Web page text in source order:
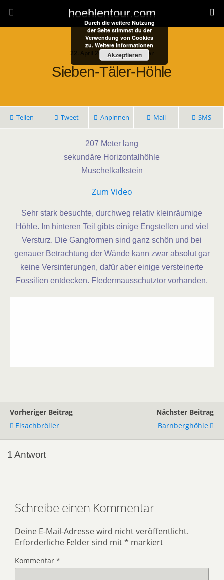
hoehlentour.com
22. April 2021 • 1 Kommentar
Sieben-Täler-Höhle
Teilen Tweet Anpinnen Mail SMS
207 Meter lang
sekundäre Horizontalhöhle
Muschelkalkstein
Zum Video
Sehr stark besuchte, durchweg relativ kleinräumige
Höhle. Im hinteren Teil gibts einige Engstellen und viel
Versturz. Die Gangformen sind ganz schön und bei
genauer Betrachtung der Wände kann zwar absolut gar
keine Versinterungen, dafür aber einige versteinerte
Fossilien entdecken. Fledermausschutztor vorhanden.
Vorheriger Beitrag
Elsachbröller
Nächster Beitrag
Barnberghöhle
1 Antwort
Schreibe einen Kommentar
Deine E-Mail-Adresse wird nicht veröffentlicht.
Erforderliche Felder sind mit* markiert
Kommentar *
Durch die weitere Nutzung
der Seite stimmst du der
Verwendung von Cookies
zu. Weitere Informationen
Akzeptieren